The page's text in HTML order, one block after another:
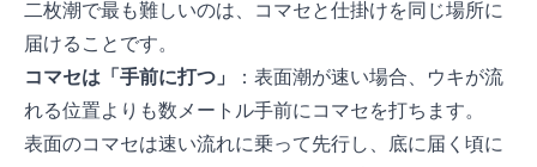
二枚潮で最も難しいのは、コマセと仕掛けを同じ場所に
届けることです。
コマセは「手前に打つ」
：表面潮が速い場合、ウキが流
れる位置よりも数メートル手前にコマセを打ちます。
表面のコマセは速い流れに乗って先行し、底に届く頃に